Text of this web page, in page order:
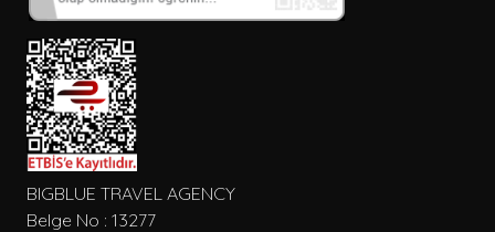
BIGBLUE TRAVEL AGENCY
Belge No : 13277